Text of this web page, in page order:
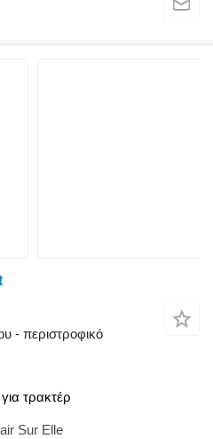
- περιστροφικό
για τρακτέρ
Sur Elle